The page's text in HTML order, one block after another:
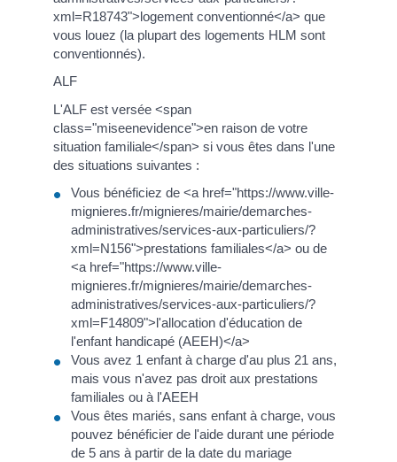
xml=R18743">logement conventionné</a> que
vous louez (la plupart des logements HLM sont
conventionnés).
ALF
L'ALF est versée <span
class="miseenevidence">en raison de votre
situation familiale</span> si vous êtes dans l'une
des situations suivantes :
Vous bénéficiez de <a href="https://www.ville-
mignieres.fr/mignieres/mairie/demarches-
administratives/services-aux-particuliers/?
xml=N156">prestations familiales</a> ou de
<a href="https://www.ville-
mignieres.fr/mignieres/mairie/demarches-
administratives/services-aux-particuliers/?
xml=F14809">l'allocation d'éducation de
l'enfant handicapé (AEEH)</a>
Vous avez 1 enfant à charge d'au plus 21 ans,
mais vous n'avez pas droit aux prestations
familiales ou à l'AEEH
Vous êtes mariés, sans enfant à charge, vous
pouvez bénéficier de l'aide durant une période
de 5 ans à partir de la date du mariage